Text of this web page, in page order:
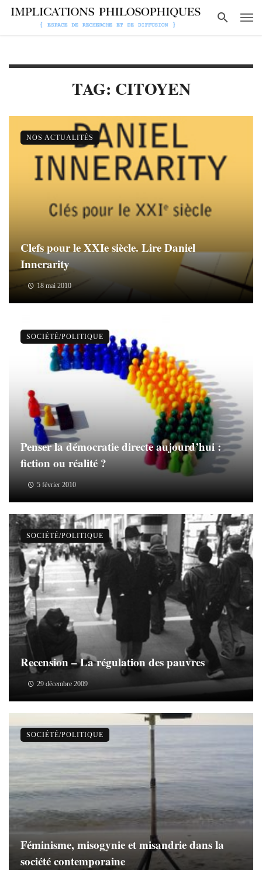
TAG: CITOYEN
Clefs pour le XXIe siècle. Lire Daniel
Innerarity
18 mai 2010
NOS ACTUALITÉS
Penser la démocratie directe aujourd’hui :
fiction ou réalité ?
5 février 2010
SOCIÉTÉ/POLITIQUE
Recension – La régulation des pauvres
29 décembre 2009
SOCIÉTÉ/POLITIQUE
Féminisme, misogynie et misandrie dans la
société contemporaine
SOCIÉTÉ/POLITIQUE